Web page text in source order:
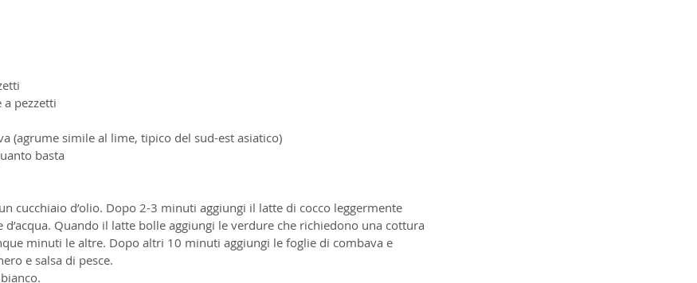
pezzetti
(agrume simile al lime, tipico del sud-est asiatico)
basta
cucchiaio d’olio. Dopo 2-3 minuti aggiungi il latte di cocco leggermente
Quando il latte bolle aggiungi le verdure che richiedono una cottura
minuti le altre. Dopo altri 10 minuti aggiungi le foglie di combava e
e salsa di pesce.